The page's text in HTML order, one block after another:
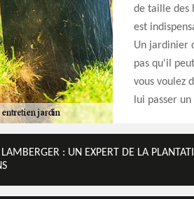
de taille des
est
Un jardinier
pas qu'il
vous voulez
lui passer
: UN EXPERT DE LA